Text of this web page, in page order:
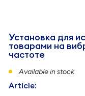
Установка для
товарами на
частоте
Available in stock
Article: